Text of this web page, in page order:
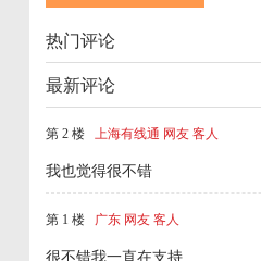
热门评论
最新评论
第 2 楼 上海有线通 网友 客人
我也觉得很不错
第 1 楼 广东 网友 客人
很不错我一直在支持